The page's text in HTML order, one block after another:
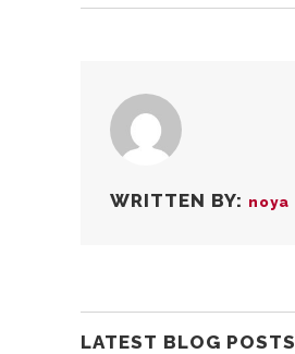
WRITTEN BY: noya
LATEST BLOG POSTS